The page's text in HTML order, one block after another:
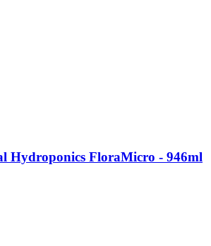
Hydroponics FloraMicro - 946ml